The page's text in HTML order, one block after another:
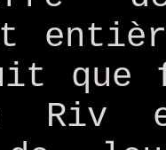
que
Riv